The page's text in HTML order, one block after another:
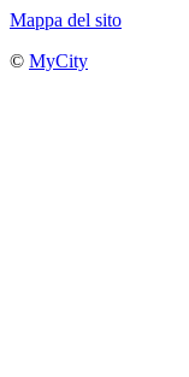
Mappa del sito
© MyCity